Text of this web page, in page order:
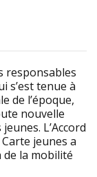
responsables
s’est tenue à
de l’époque,
nouvelle
L’Accord
jeunes a
la mobilité